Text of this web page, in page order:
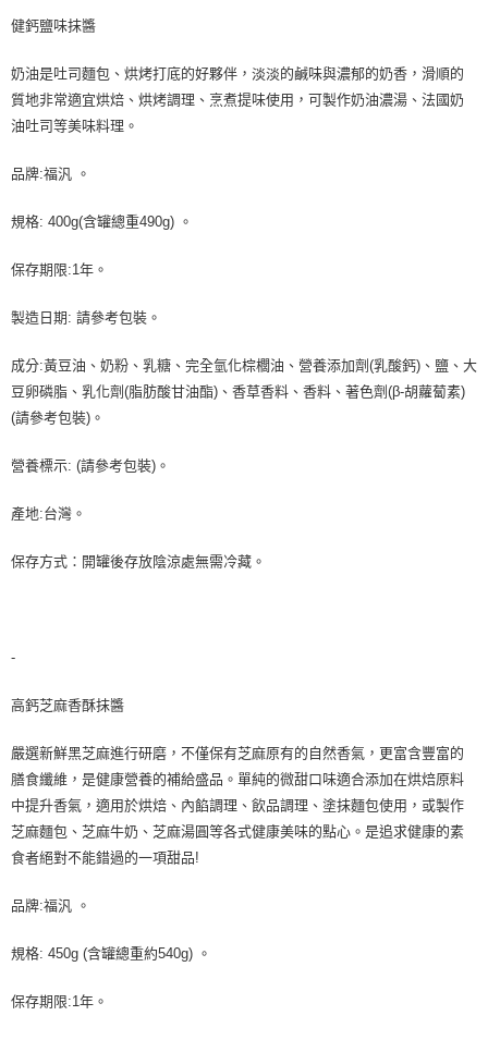
３．安心：先確認商品／服務後，再付款。
１．於結帳方式選擇「AFTEE先享後付」後，將跳轉至「AFTEE先享後付」
結帳頁面，進行簡訊認證並確認金額後，即可完成結帳。
２．訂單成立數日內，您將收到繳費通知簡訊。
３．收到繳費通知簡訊後14天內，點擊此簡訊中的連結，可透過四大超商／
※ 請注意：結帳手續完成當下不需立刻繳費，但若您需要取消訂單，請聯絡
後付繳納相關費用。
※ 交易是否成功請以「AFTEE先享後付 」之結帳頁面顯示為準，若有關於
客戶支援中心」
【注意事項】
權轉讓予恩沛科技股份有限公司。
２．關於個人資料處理事宜，請瀏覽以下網址：
https://aftee.tw/terms/#terms3
３．未成年的使用者請事先徵得法定代理人或監護人之同意方可使用
任。
時審查核予不同之上限額度；若仍有額度不足之情形，本公司將視審查結果
恩沛科技股份有限公司將有權停止該用戶之使用額度並採取法律行動。
全家取貨付款-重量限制含紙箱10kg，請控制商品重量在9~9.5
每筆NT$90，滿NT$990(含以上)免運費
付款後全家取貨-重量限制含紙箱10kg，請控制商品重量在9~
每筆NT$90，滿NT$990(含以上)免運費
7-11取貨付款-重量限制含紙箱10kg，請控制商品重量在9~9.5
每筆NT$90，滿NT$990(含以上)免運費
付款後7-11取貨-重量限制含紙箱10kg，請控制商品重量在9~
每筆NT$90，滿NT$990(含以上)免運費
宅配-新竹物流
每筆NT$120，滿NT$2,000(含以上)免運費
健鈣鹽味抹醬
奶油是吐司麵包、烘烤打底的好夥伴，淡淡的鹹味與濃郁的奶香，滑順的
質地非常適宜烘焙、烘烤調理、烹煮提味使用，可製作奶油濃湯、法國奶
油吐司等美味料理。
品牌:福汎 。
規格: 400g(含罐總重490g) 。
保存期限:1年。
製造日期: 請參考包裝。
成分:黃豆油、奶粉、乳糖、完全氫化棕櫚油、營養添加劑(乳酸鈣)、鹽、大
豆卵磷脂、乳化劑(脂肪酸甘油酯)、香草香料、香料、著色劑(β-胡蘿蔔素)
(請參考包裝)。
營養標示: (請參考包裝)。
產地:台灣。
保存方式：開罐後存放陰涼處無需冷藏。
-
高鈣芝麻香酥抹醬
嚴選新鮮黑芝麻進行研磨，不僅保有芝麻原有的自然香氣，更富含豐富的
膳食纖維，是健康營養的補給盛品。單純的微甜口味適合添加在烘焙原料
中提升香氣，適用於烘焙、內餡調理、飲品調理、塗抹麵包使用，或製作
芝麻麵包、芝麻牛奶、芝麻湯圓等各式健康美味的點心。是追求健康的素
食者絕對不能錯過的一項甜品!
品牌:福汎 。
規格: 450g (含罐總重約540g) 。
保存期限:1年。